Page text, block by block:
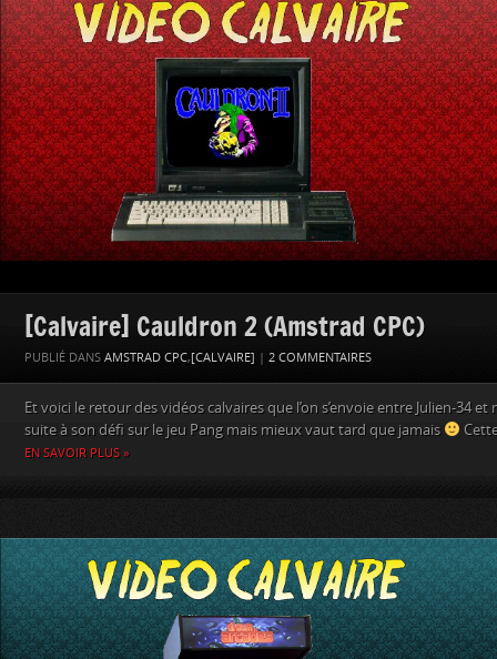
[Calvaire] Cauldron 2 (Amstrad CPC)
PUBLIÉ DANS AMSTRAD CPC,[CALVAIRE] 2 COMMENTAIRES
Et voici le retour des vidéos calvaires que l’on s’envoie entre Julien-34 et
suite à son défi sur le jeu Pang mais mieux vaut tard que jamais
EN SAVOIR PLUS »